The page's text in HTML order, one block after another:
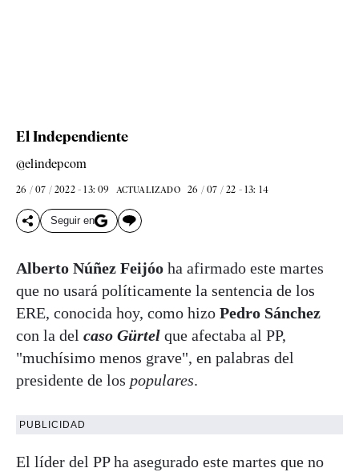
El Independiente
@elindepcom
26 / 07 / 2022 - 13: 09 ACTUALIZADO 26 / 07 / 22 - 13: 14
Seguir en
Alberto Núñez Feijóo ha afirmado este martes
que no usará políticamente la sentencia de los
ERE, conocida hoy, como hizo Pedro Sánchez
con la del caso Gürtel que afectaba al PP,
"muchísimo menos grave", en palabras del
presidente de los populares.
PUBLICIDAD
El líder del PP ha asegurado este martes que no